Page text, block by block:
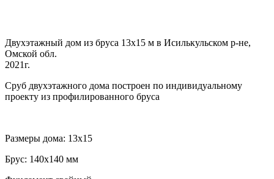
Двухэтажный дом из бруса 13х15 м в Исилькульском р-не,
Омской обл.
2021г.
Сруб двухэтажного дома построен по индивидуальному
проекту из профилированного бруса
Размеры дома: 13х15
Брус: 140х140 мм